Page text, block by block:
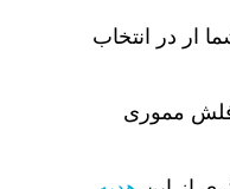
ار در انتخاب
مموری